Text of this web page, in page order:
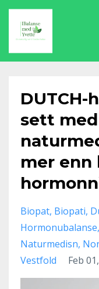
sett med
mer enn
Biopat Biopati
Hormonubalanse
Naturmedisn
Vestfold
Feb